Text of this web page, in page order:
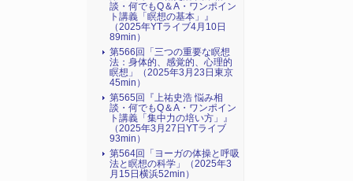
談・何でもQ＆A・ワンポイン
ト講義「瞑想の基本」』
（2025年YTライブ4月10日
89min）
第566回「三つの重要な瞑想
法：身体的、感覚的、心理的
瞑想」（2025年3月23日東京
45min）
第565回『上祐史浩 悩み相
談・何でもQ＆A・ワンポイン
ト講義「集中力の培い方」』
（2025年3月27日YTライブ
93min）
第564回「ヨーガの体操と呼吸
法と瞑想の科学」（2025年3
月15日横浜52min）